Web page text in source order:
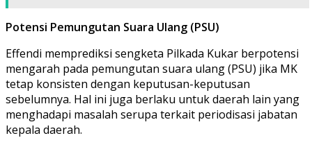
Potensi Pemungutan Suara Ulang (PSU)
Effendi memprediksi sengketa Pilkada Kukar berpotensi
mengarah pada pemungutan suara ulang (PSU) jika MK
tetap konsisten dengan keputusan-keputusan
sebelumnya. Hal ini juga berlaku untuk daerah lain yang
menghadapi masalah serupa terkait periodisasi jabatan
kepala daerah.